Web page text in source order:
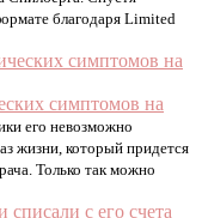
благодаря Limited
симптомов на
его невозможно
жизни, который придется
Только так можно